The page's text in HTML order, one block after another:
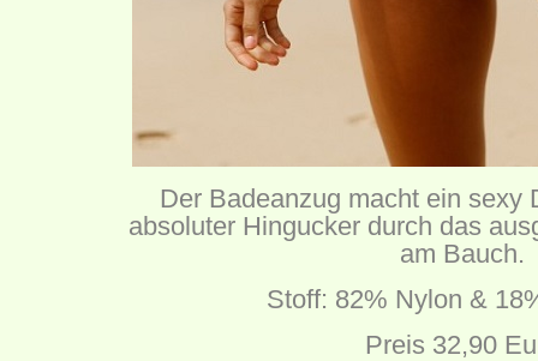
Der Badeanzug macht ein sexy
absoluter Hingucker durch das
am Bauch.
Stoff: 82% Nylon &
Preis 32,90